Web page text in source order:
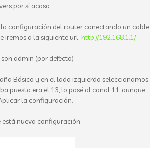
por si acaso.
configuración del router conectando un cable
iremos a la siguiente url http://192.168.1.1/
admin (por defecto)
Básico y en el lado izquierdo seleccionamos
puesto era el 13, lo pasé al canal 11, aunque
la configuración.
está nueva configuración.